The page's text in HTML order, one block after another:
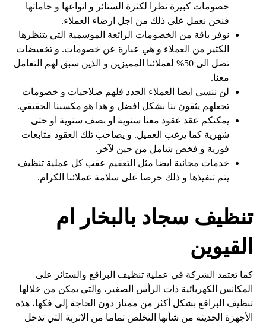
خصومات كبيرة نظرا لكثرة الستائر و انواعها و خاماتها
فنحن نعمل على ذلك من اجل ارضاء العملاء.
نوفر باقة من الخصومات الرائعة الموسمية التي يتنظرها
الكثير من العملاء و هي عبارة عن خصومات. و تخفيضات
تصل الى 50% لعملائنا المميزين و الذين سبق لهم التعامل
معنا.
لن ننسى ايضا العملاء الجدد فلهم صلاحيات و خصومات
تجعلهم يثقون بنا بشكل افضل و هذا هو مكسبنا الحقيقي.
يمكنكم عقد عقود معنا سنوية او نصف سنوية او حتى
شهرية كما يرغب العميل. و يصاحب تلك العقود متابعات
فورية و فخص شامل من حين لآخر.
خدمات مجانية ايضا مثل التعقيم عقب كل عملية تنظيف
يتم تنفيذها و ذلك حرصا على سلامة عملائنا الكرام.
تنظيف سجاد بالبخار ام
القيوين
كما تعتمد الشركة في عملية تنظيف البراقع والستائر على
المكانس الكهربائية ذات الرأس الصغير، والتي يمكن من خلالها
تنظيف البراقع بشكل أكثر من ممتاز دون الحاجة إلى فكها، هذه
الأجهزة الحديثة من شأنها التخلص تماما من الاتربة التي تدخل